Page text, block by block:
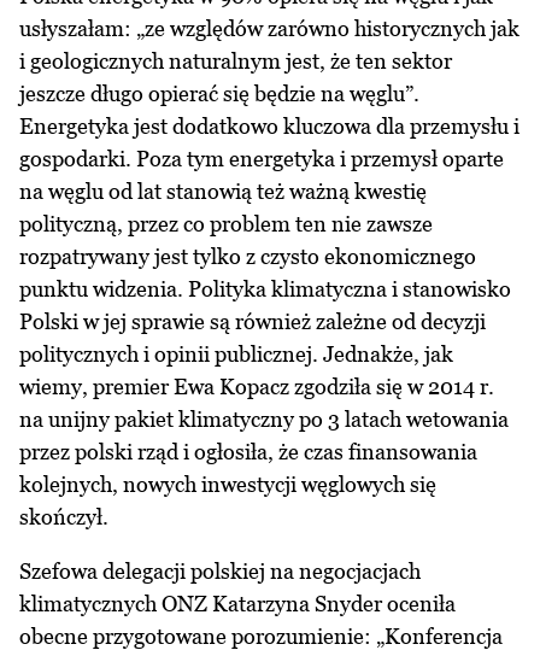
usłyszałam: „ze względów zarówno historycznych jak
i geologicznych naturalnym jest, że ten sektor
jeszcze długo opierać się będzie na węglu”.
Energetyka jest dodatkowo kluczowa dla przemysłu i
gospodarki. Poza tym energetyka i przemysł oparte
na węglu od lat stanowią też ważną kwestię
polityczną, przez co problem ten nie zawsze
rozpatrywany jest tylko z czysto ekonomicznego
punktu widzenia. Polityka klimatyczna i stanowisko
Polski w jej sprawie są również zależne od decyzji
politycznych i opinii publicznej. Jednakże, jak
wiemy, premier Ewa Kopacz zgodziła się w 2014 r.
na unijny pakiet klimatyczny po 3 latach wetowania
przez polski rząd i ogłosiła, że czas finansowania
kolejnych, nowych inwestycji węglowych się
skończył.
Szefowa delegacji polskiej na negocjacjach
klimatycznych ONZ Katarzyna Snyder oceniła
obecne przygotowane porozumienie: „Konferencja